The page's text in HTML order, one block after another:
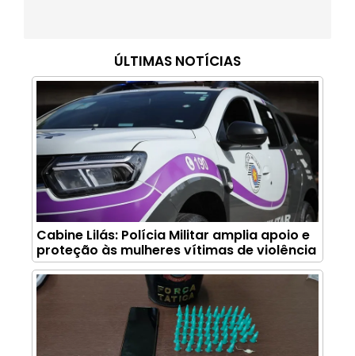
ÚLTIMAS NOTÍCIAS
Cabine Lilás: Polícia Militar amplia apoio e
proteção às mulheres vítimas de violência